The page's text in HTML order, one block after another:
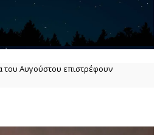
του Αυγούστου επιστρέφουν